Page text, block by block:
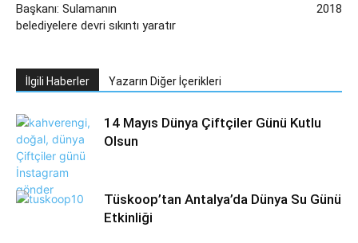
Başkanı: Sulamanın
belediyelere devri sıkıntı yaratır
2018
İlgili Haberler Yazarın Diğer İçerikleri
14 Mayıs Dünya Çiftçiler Günü Kutlu
Olsun
Tüskoop’tan Antalya’da Dünya Su Günü
Etkinliği